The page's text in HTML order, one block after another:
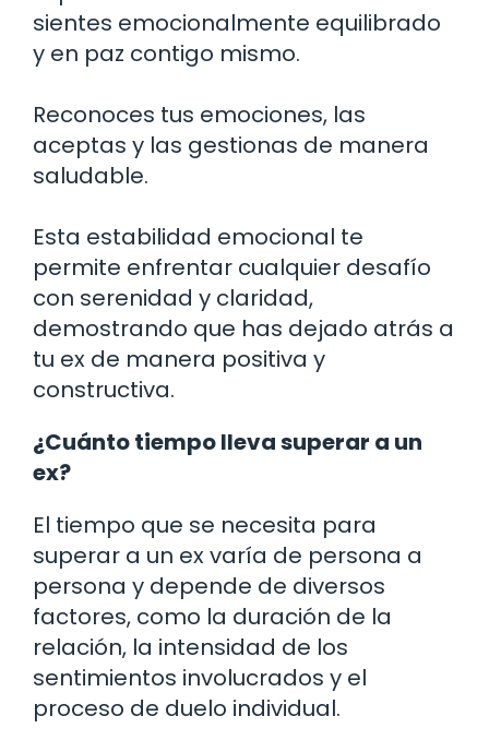
sientes emocionalmente equilibrado
y en paz contigo mismo.
Reconoces tus emociones, las
aceptas y las gestionas de manera
saludable.
Esta estabilidad emocional te
permite enfrentar cualquier desafío
con serenidad y claridad,
demostrando que has dejado atrás a
tu ex de manera positiva y
constructiva.
¿Cuánto tiempo lleva superar a un
ex?
El tiempo que se necesita para
superar a un ex varía de persona a
persona y depende de diversos
factores, como la duración de la
relación, la intensidad de los
sentimientos involucrados y el
proceso de duelo individual.